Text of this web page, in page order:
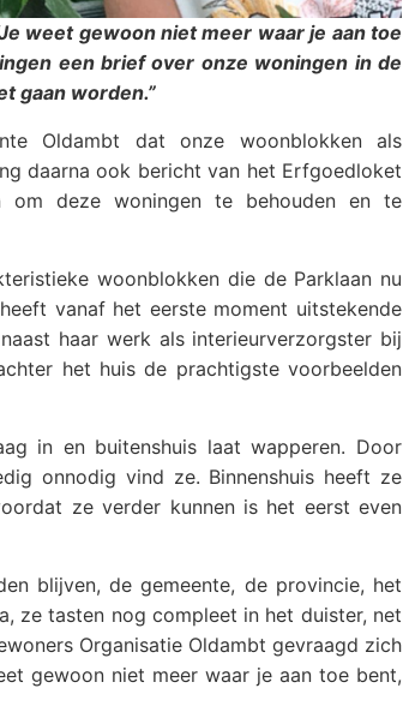
weet gewoon niet meer waar je aan toe
een brief over onze woningen in de
gaan worden.”
Oldambt dat onze woonblokken als
daarna ook bericht van het Erfgoedloket
om deze woningen te behouden en te
woonblokken die de Parklaan nu
vanaf het eerste moment uitstekende
haar werk als interieurverzorgster bij
het huis de prachtigste voorbeelden
in en buitenshuis laat wapperen. Door
onnodig vind ze. Binnenshuis heeft ze
ze verder kunnen is het eerst even
blijven, de gemeente, de provincie, het
ze tasten nog compleet in het duister, net
Organisatie Oldambt gevraagd zich
gewoon niet meer waar je aan toe bent,